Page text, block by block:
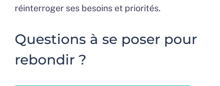
réinterroger ses besoins et priorités.
Questions à se poser pour
rebondir ?